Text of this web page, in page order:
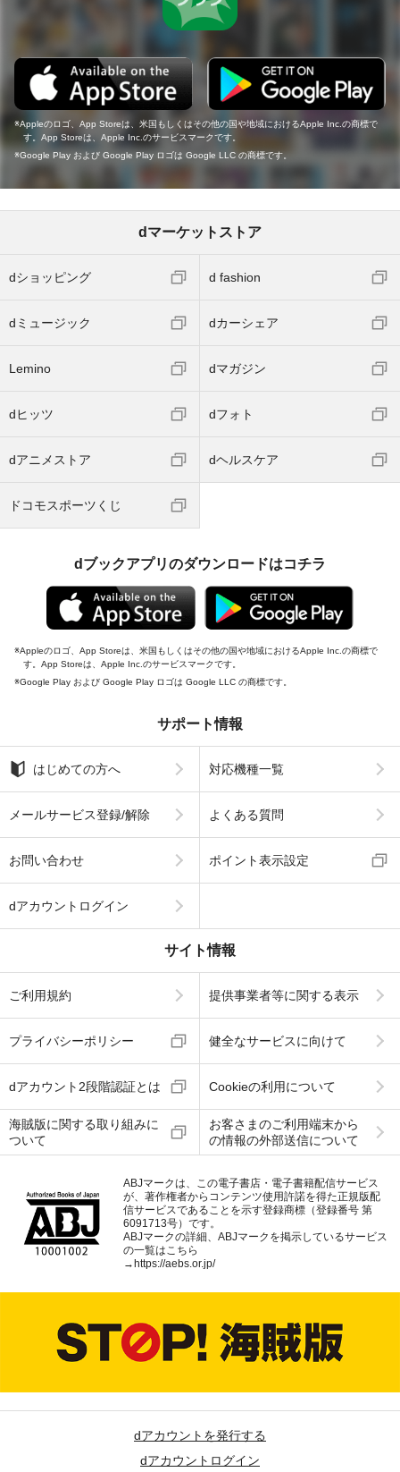
Appleのロゴ、App Storeは、米国もしくはその他の国や地域におけるApple Inc.の商標で
す。App Storeは、Apple Inc.のサービスマークです。
Google Play および Google Play ロゴは Google LLC の商標です。
dマーケットストア
dショッピング d fashion
dミュージック dカーシェア
Lemino dマガジン
dヒッツ dフォト
dアニメストア dヘルスケア
ドコモスポーツくじ
dブックアプリのダウンロードはコチラ
Appleのロゴ、App Storeは、米国もしくはその他の国や地域におけるApple Inc.の商標で
す。App Storeは、Apple Inc.のサービスマークです。
Google Play および Google Play ロゴは Google LLC の商標です。
サポート情報
はじめての方へ 対応機種一覧
メールサービス登録/解除 よくある質問
お問い合わせ ポイント表示設定
dアカウントログイン
サイト情報
ご利用規約 提供事業者等に関する表示
プライバシーポリシー 健全なサービスに向けて
dアカウント2段階認証とは Cookieの利用について
海賊版に関する取り組みに
ついて
お客さまのご利用端末から
の情報の外部送信について
ABJマークは、この電子書店・電子書籍配信サービス
が、著作権者からコンテンツ使用許諾を得た正規版配
信サービスであることを示す登録商標（登録番号 第
6091713号）です。
ABJマークの詳細、ABJマークを掲示しているサービス
の一覧はこちら
→https://aebs.or.jp/
dアカウントを発行する
dアカウントログイン